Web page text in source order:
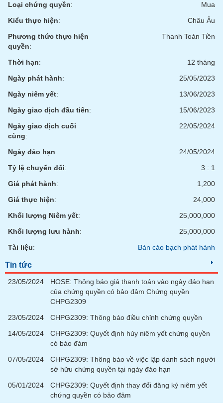
Loại chứng quyền:
Mua
Kiểu thực hiện:
Châu Âu
Phương thức thực hiện
quyền:
Thanh Toán Tiền
Thời hạn:
12 tháng
Ngày phát hành:
25/05/2023
Ngày niêm yết:
13/06/2023
Ngày giao dịch đầu tiên:
15/06/2023
Ngày giao dịch cuối
cùng:
22/05/2024
Ngày đáo hạn:
24/05/2024
Tỷ lệ chuyển đổi:
3 : 1
Giá phát hành:
1,200
Giá thực hiện:
24,000
Khối lượng Niêm yết:
25,000,000
Khối lượng lưu hành:
25,000,000
Tài liệu: Bản cáo bạch phát hành
Tin tức
23/05/2024
HOSE: Thông báo giá thanh toán vào ngày đáo hạn
của chứng quyền có bảo đảm Chứng quyền
CHPG2309
23/05/2024
CHPG2309: Thông báo điều chỉnh chứng quyền
14/05/2024
CHPG2309: Quyết định hủy niêm yết chứng quyền
có bảo đảm
07/05/2024
CHPG2309: Thông báo về việc lập danh sách người
sở hữu chứng quyền tại ngày đáo hạn
05/01/2024
CHPG2309: Quyết định thay đổi đăng ký niêm yết
chứng quyền có bảo đảm
ngữ
Dịch
(-)
Đào
Sách
chính
Công
cụ
tư
thông
tài
Dữ